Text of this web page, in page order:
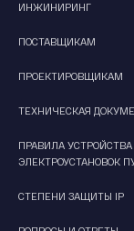
ИНЖИНИРИНГ
ПОСТАВЩИКАМ
ПРОЕКТИРОВЩИКАМ
ТЕХНИЧЕСКАЯ
ПРАВИЛА УСТРОЙСТВА
ЭЛЕКТРОУСТАНОВОК
СТЕПЕНИ ЗАЩИТЫ IP